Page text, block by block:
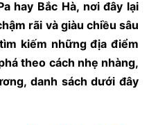
hay Bắc Hà, nơi đây lại
rãi và giàu chiều sâu
kiếm những địa điểm
theo cách nhẹ nhàng,
danh sách dưới đây